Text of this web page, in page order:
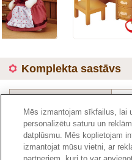
Komplekta sastāvs
Mēs izmantojam sīkfailus, lai
personalizētu saturu un
datplūsmu. Mēs koplietojam
izmantojat mūsu vietni, ar